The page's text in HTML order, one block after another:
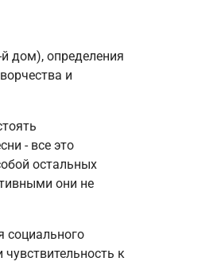
дом), определения
и
- все это
остальных
они не
социального
к